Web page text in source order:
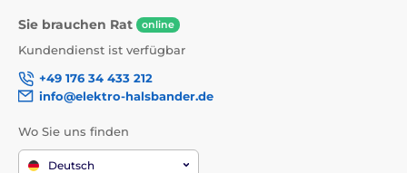
Sie brauchen Rat online
Kundendienst ist verfügbar
+49 176 34 433 212
info@elektro-halsbander.de
Wo Sie uns finden
Deutsch